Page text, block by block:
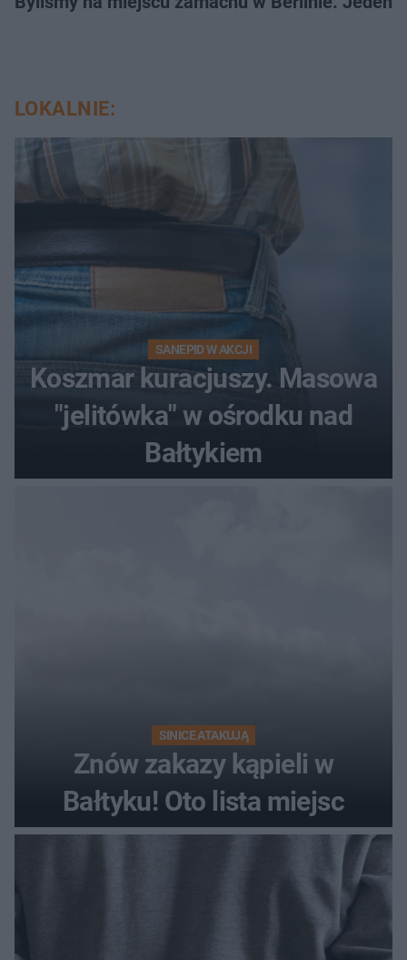
LOKALNIE:
SANEPID W AKCJI
Koszmar kuracjuszy. Masowa
"jelitówka" w ośrodku nad
Bałtykiem
SINICE ATAKUJĄ
Znów zakazy kąpieli w
Bałtyku! Oto lista miejsc